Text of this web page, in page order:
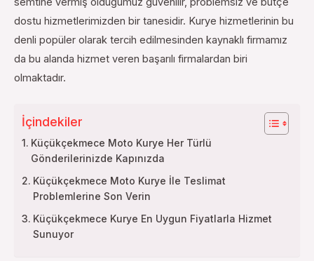
dostu hizmetlerimizden bir tanesidir. Kurye hizmetlerinin bu
denli popüler olarak tercih edilmesinden kaynaklı firmamız
da bu alanda hizmet veren başarılı firmalardan biri
olmaktadır.
İçindekiler
Küçükçekmece Moto Kurye Her Türlü
Gönderilerinizde Kapınızda
Küçükçekmece Moto Kurye İle Teslimat
Problemlerine Son Verin
Küçükçekmece Kurye En Uygun Fiyatlarla Hizmet
Sunuyor